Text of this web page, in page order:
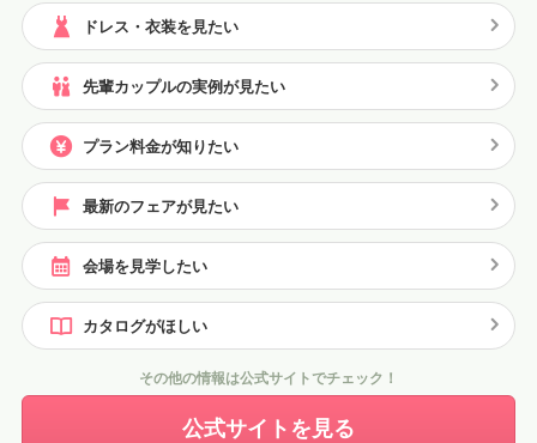
ドレス・衣装を見たい
先輩カップルの実例が見たい
プラン料金が知りたい
最新のフェアが見たい
会場を見学したい
カタログがほしい
その他の情報は公式サイトでチェック！
公式サイトを見る